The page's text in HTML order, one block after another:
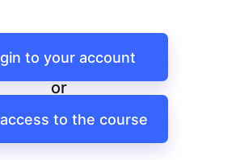
to your account
or
to the course